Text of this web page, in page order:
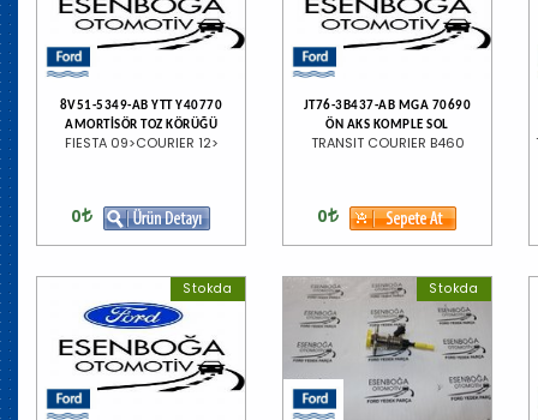
8V51-5349-AB YTT Y40770
AMORTİSÖR TOZ KÖRÜĞÜ
FIESTA 09>COURIER 12>
0
JT76-3B437-AB MGA 70690
ÖN AKS KOMPLE SOL
TRANSIT COURIER B460
0
Stokda Stokda